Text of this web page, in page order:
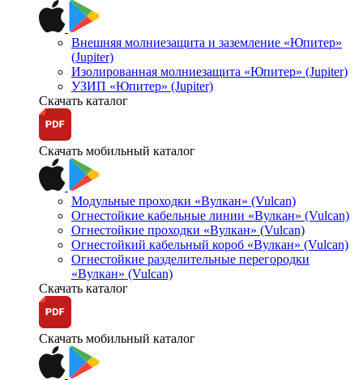
Внешняя молниезащита и заземление «Юпитер»
(Jupiter)
Изолированная молниезащита «Юпитер» (Jupiter)
УЗИП «Юпитер» (Jupiter)
Скачать каталог
Скачать мобильный каталог
Модульные проходки «Вулкан» (Vulcan)
Огнестойкие кабельные линии «Вулкан» (Vulcan)
Огнестойкие проходки «Вулкан» (Vulcan)
Огнестойкий кабельный короб «Вулкан» (Vulcan)
Огнестойкие разделительные перегородки
«Вулкан» (Vulcan)
Скачать каталог
Скачать мобильный каталог